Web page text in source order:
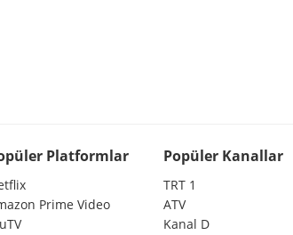
Platformlar
Prime Video
Popüler Kanallar
TRT 1
ATV
Kanal D